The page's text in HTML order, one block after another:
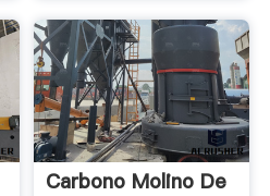
Carbono Molino De